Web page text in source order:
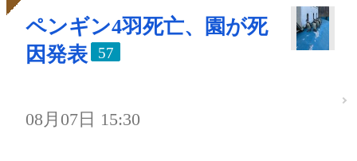
ペンギン4羽死亡、園が死
因発表
57
08月07日 15:30